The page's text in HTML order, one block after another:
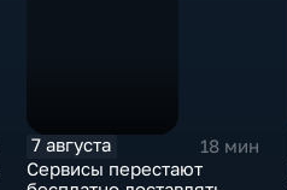
7 августа
18 мин
Сервисы перестают